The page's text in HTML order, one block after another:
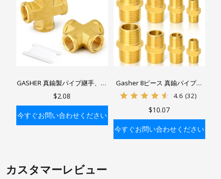
GASHER 真鍮製パイプ継手、ク
ロス4ウェイパイプ継手、NPT
$2.08
今すぐお問い合わせください
バッグに入れる
Gasher 8ピース 真鍮パイプ継
手 六角ニップルキット 1/8イン
チ
4.6 (32)
$10.07
今すぐお問い合わせください
カスタマーレビュー